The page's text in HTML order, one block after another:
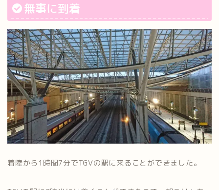
無事に到着
着陸から1時間7分でTGVの駅に来ることができました。